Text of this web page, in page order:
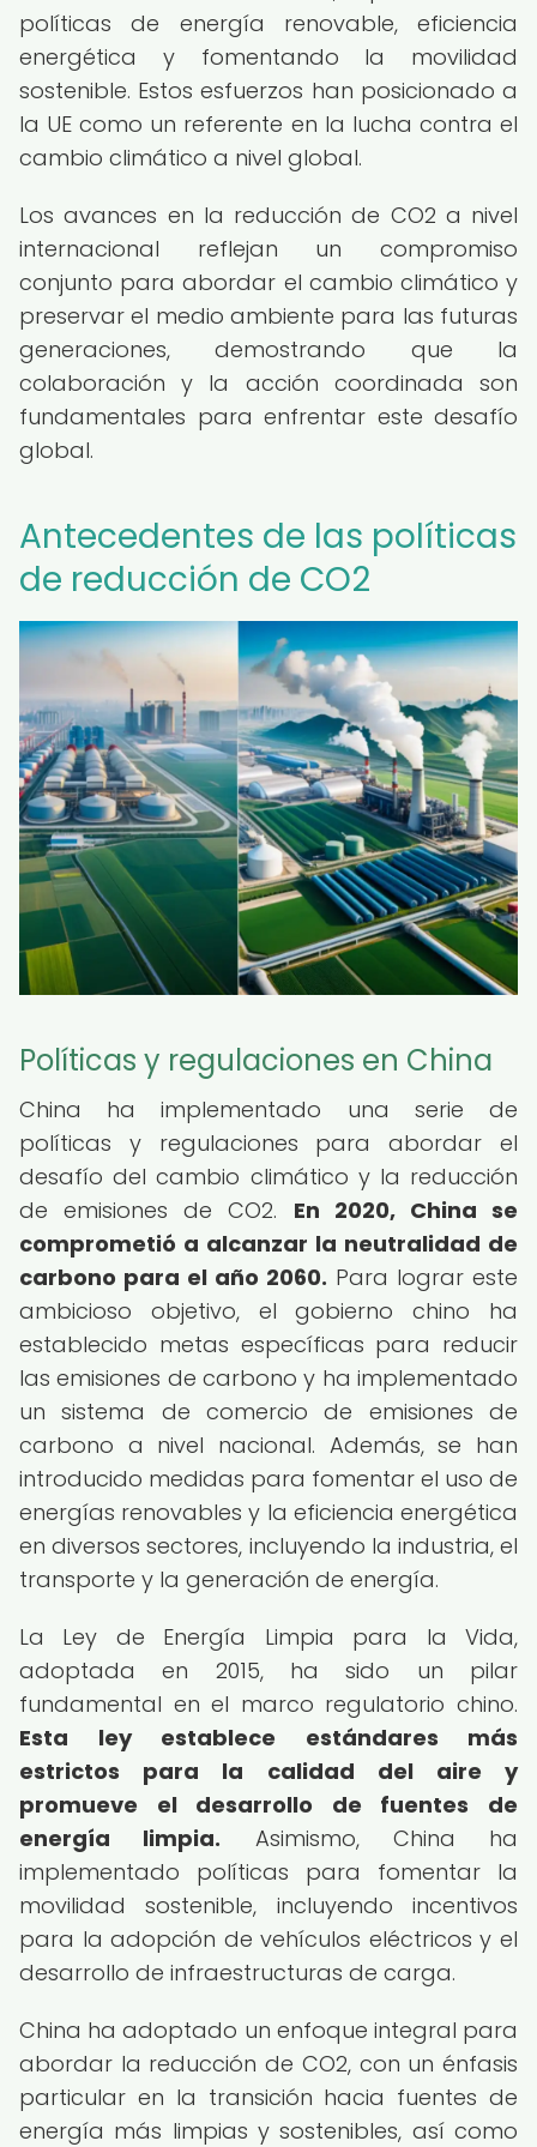
políticas de energía renovable, eficiencia
energética y fomentando la movilidad
sostenible. Estos esfuerzos han posicionado a
la UE como un referente en la lucha contra el
cambio climático a nivel global.
Los avances en la reducción de CO2 a nivel
internacional reflejan un compromiso
conjunto para abordar el cambio climático y
preservar el medio ambiente para las futuras
generaciones, demostrando que la
colaboración y la acción coordinada son
fundamentales para enfrentar este desafío
global.
Antecedentes de las políticas
de reducción de CO2
Políticas y regulaciones en China
China ha implementado una serie de
políticas y regulaciones para abordar el
desafío del cambio climático y la reducción
de emisiones de CO2. En 2020, China se
comprometió a alcanzar la neutralidad de
carbono para el año 2060. Para lograr este
ambicioso objetivo, el gobierno chino ha
establecido metas específicas para reducir
las emisiones de carbono y ha implementado
un sistema de comercio de emisiones de
carbono a nivel nacional. Además, se han
introducido medidas para fomentar el uso de
energías renovables y la eficiencia energética
en diversos sectores, incluyendo la industria, el
transporte y la generación de energía.
La Ley de Energía Limpia para la Vida,
adoptada en 2015, ha sido un pilar
fundamental en el marco regulatorio chino.
Esta ley establece estándares más
estrictos para la calidad del aire y
promueve el desarrollo de fuentes de
energía limpia. Asimismo, China ha
implementado políticas para fomentar la
movilidad sostenible, incluyendo incentivos
para la adopción de vehículos eléctricos y el
desarrollo de infraestructuras de carga.
China ha adoptado un enfoque integral para
abordar la reducción de CO2, con un énfasis
particular en la transición hacia fuentes de
energía más limpias y sostenibles, así como